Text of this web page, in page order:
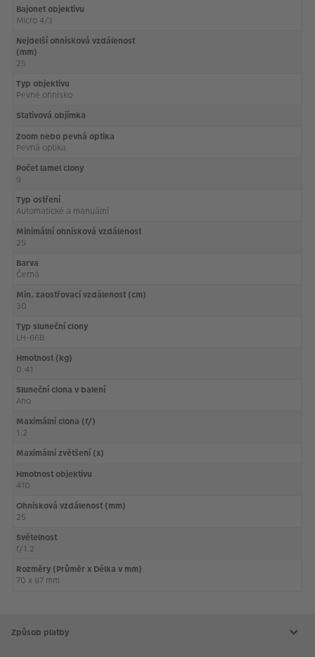
Bajonet objektivu
Micro 4/3
Nejdelší ohnisková vzdálenost
(mm)
25
Typ objektivu
Pevné ohnisko
Stativová objímka
Zoom nebo pevná optika
Pevná optika
Počet lamel clony
9
Typ ostření
Automatické a manuální
Minimální ohnisková vzdálenost
25
Barva
Černá
Min. zaostřovací vzdálenost (cm)
30
Typ sluneční clony
LH-66B
Hmotnost (kg)
0.41
Sluneční clona v balení
Ano
Maximální clona (f/)
1.2
Maximální zvětšení (x)
Hmotnost objektivu
410
Ohnisková vzdálenost (mm)
25
Světelnost
f/1.2
Rozměry (Průměr x Délka v mm)
70 x 87 mm
Způsob platby